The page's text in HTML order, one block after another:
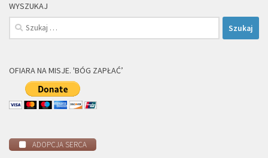
WYSZUKAJ
Szukaj:
OFIARA NA MISJE. 'BÓG ZAPŁAĆ’
ADOPCJA SERCA